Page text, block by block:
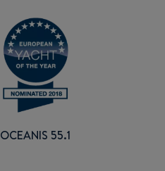
OCEANIS 55.1